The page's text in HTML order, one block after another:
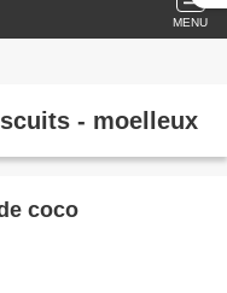
MENU
- moelleux
coco